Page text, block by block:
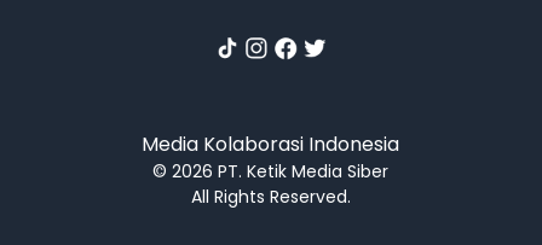
Media Kolaborasi Indonesia
© 2026 PT. Ketik Media Siber
All Rights Reserved.